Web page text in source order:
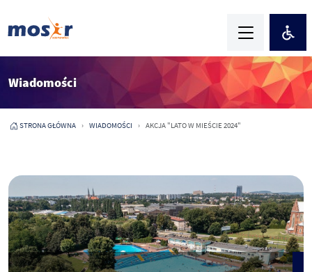
Wiadomości
STRONA GŁÓWNA WIADOMOŚCI AKCJA "LATO W MIEŚCIE 2024"